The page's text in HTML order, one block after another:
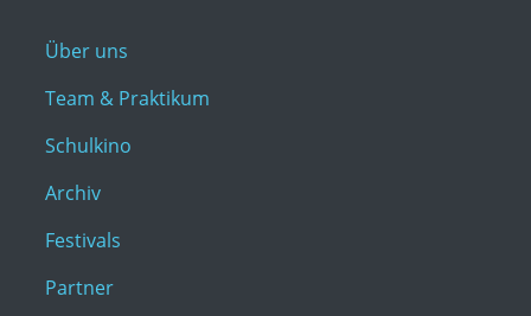
Über uns
Team & Praktikum
Schulkino
Archiv
Festivals
Partner